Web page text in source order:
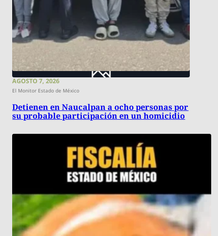
AGOSTO 7, 2026
El Monitor Estado de México
Detienen en Naucalpan a ocho personas por
su probable participación en un homicidio